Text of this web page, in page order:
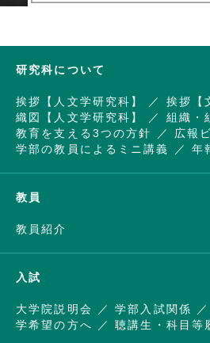
研究科について
挨拶【人文学研究科】 挨拶【
織図【人文学研究科】
組織・
教育を支える3つの方針
広報
学部の教員によるミニ講義
年
教員
教員紹介
入試
大学院説明会 学部入試関係
学希望の方へ
聴講生・科目等